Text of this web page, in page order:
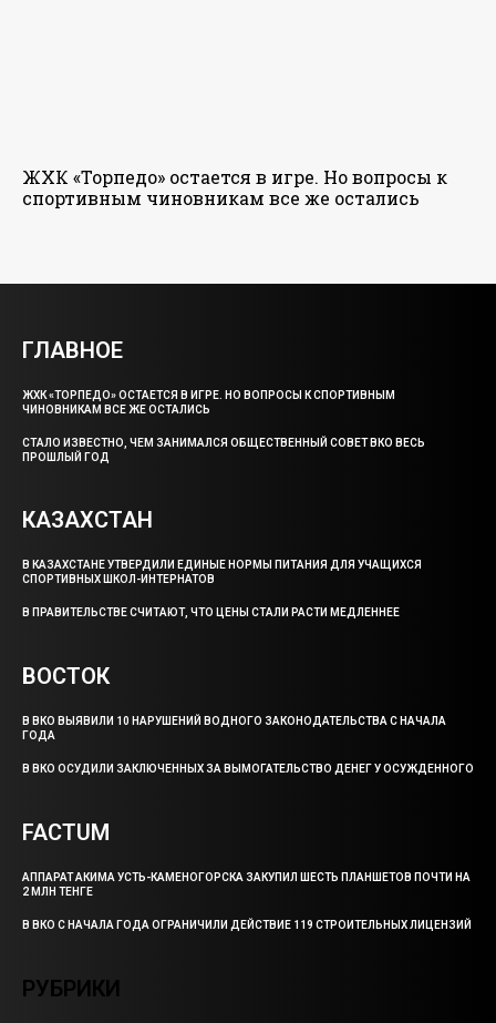
ЖХК «Торпедо» остается в игре. Но вопросы к
спортивным чиновникам все же остались
ГЛАВНОЕ
ЖХК «ТОРПЕДО» ОСТАЕТСЯ В ИГРЕ. НО ВОПРОСЫ К СПОРТИВНЫМ
ЧИНОВНИКАМ ВСЕ ЖЕ ОСТАЛИСЬ
СТАЛО ИЗВЕСТНО, ЧЕМ ЗАНИМАЛСЯ ОБЩЕСТВЕННЫЙ СОВЕТ ВКО ВЕСЬ
ПРОШЛЫЙ ГОД
КАЗАХСТАН
В КАЗАХСТАНЕ УТВЕРДИЛИ ЕДИНЫЕ НОРМЫ ПИТАНИЯ ДЛЯ УЧАЩИХСЯ
СПОРТИВНЫХ ШКОЛ-ИНТЕРНАТОВ
В ПРАВИТЕЛЬСТВЕ СЧИТАЮТ, ЧТО ЦЕНЫ СТАЛИ РАСТИ МЕДЛЕННЕЕ
ВОСТОК
В ВКО ВЫЯВИЛИ 10 НАРУШЕНИЙ ВОДНОГО ЗАКОНОДАТЕЛЬСТВА С НАЧАЛА
ГОДА
В ВКО ОСУДИЛИ ЗАКЛЮЧЕННЫХ ЗА ВЫМОГАТЕЛЬСТВО ДЕНЕГ У ОСУЖДЕННОГО
FACTUM
АППАРАТ АКИМА УСТЬ-КАМЕНОГОРСКА ЗАКУПИЛ ШЕСТЬ ПЛАНШЕТОВ ПОЧТИ НА
2 МЛН ТЕНГЕ
В ВКО С НАЧАЛА ГОДА ОГРАНИЧИЛИ ДЕЙСТВИЕ 119 СТРОИТЕЛЬНЫХ ЛИЦЕНЗИЙ
РУБРИКИ